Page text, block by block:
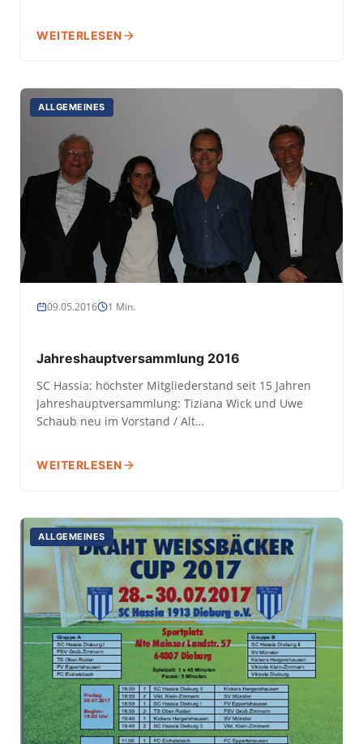
WEITERLESEN
ALLGEMEINES
09.05.2016 1 Min.
Jahreshauptversammlung 2016
SC Hassia: höchster Mitgliederstand seit 15 Jahren
Jahreshauptversammlung: Tiziana Wick und Uwe
Schaub neu im Vorstand / Alt…
WEITERLESEN
ALLGEMEINES